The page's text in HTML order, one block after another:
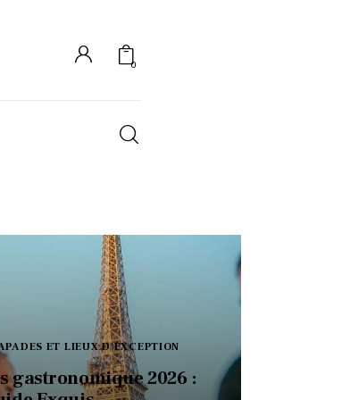
0
ET LIEUX D'EXCEPTION
gastronomique 2026 :